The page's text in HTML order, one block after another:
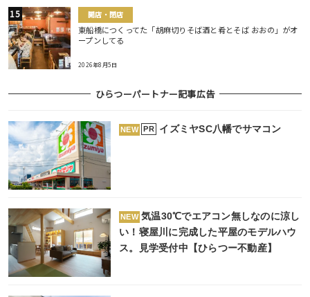
開店・閉店
東船橋につくってた「胡麻切りそば酒と肴とそば おおの」がオ
ープンしてる
2026年8月5日
ひらつーパートナー記事広告
NEW PR イズミヤSC八幡でサマコン
NEW 気温30℃でエアコン無しなのに涼し
い！寝屋川に完成した平屋のモデルハウ
ス。見学受付中【ひらつー不動産】